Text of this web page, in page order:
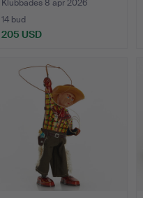
Klubbades 8 apr 2026
14 bud
205 USD